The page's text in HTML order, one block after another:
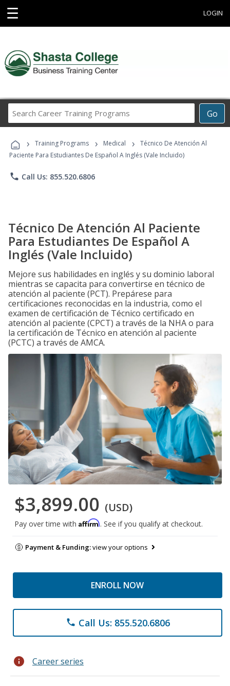
☰ LOGIN
Go
Career
Programs
› Training Programs › Medical ›
Técnico De Atención Al
Paciente Para Estudiantes De Español A Inglés (Vale Incluido)
phone Call Us: 855.520.6806
Técnico De Atención Al Paciente
Para Estudiantes De Español A
Inglés (Vale Incluido)
Mejore sus habilidades en inglés y su dominio laboral
mientras se capacita para convertirse en técnico de
atención al paciente (PCT). Prepárese para
certificaciones reconocidas en la industria, como el
examen de certificación de Técnico certificado en
atención al paciente (CPCT) a través de la NHA o para
la certificación de Técnico en atención al paciente
(PCTC) a través de AMCA.
$3,899.00 (USD)
Pay over time with Affirm. See if you qualify at checkout.
Payment & Funding:view your options
ENROLL NOW
phone Call Us: 855.520.6806
info Career series